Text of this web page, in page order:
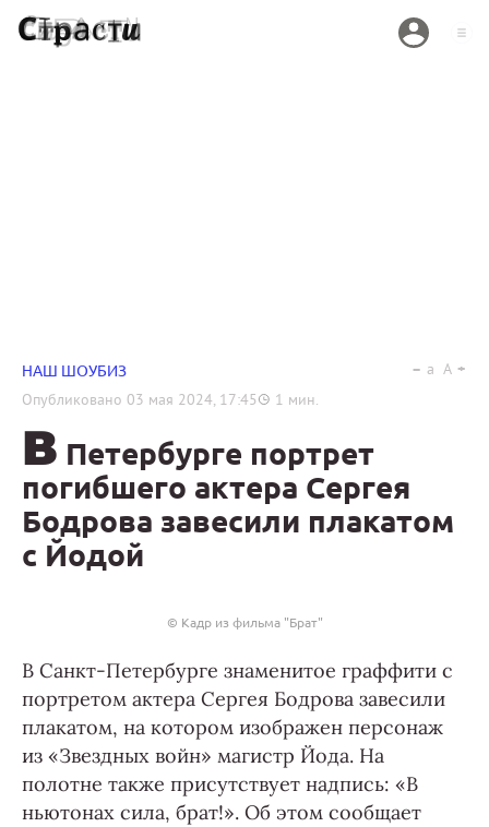
НАШ ШОУБИЗ
Опубликовано 03 мая 2024, 17:45 1 мин.
a A
В Петербурге портрет
погибшего актера Сергея
Бодрова завесили плакатом
с Йодой
© Кадр из фильма "Брат"
В Санкт-Петербурге знаменитое граффити с
портретом актера Сергея Бодрова завесили
плакатом, на котором изображен персонаж
из «Звездных войн» магистр Йода. На
полотне также присутствует надпись: «В
ньютонах сила, брат!». Об этом сообщает